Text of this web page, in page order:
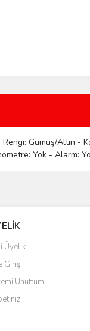
Gümüş/Altın -
Yok - Alarm:
Üyelik
Girişi
Unuttum